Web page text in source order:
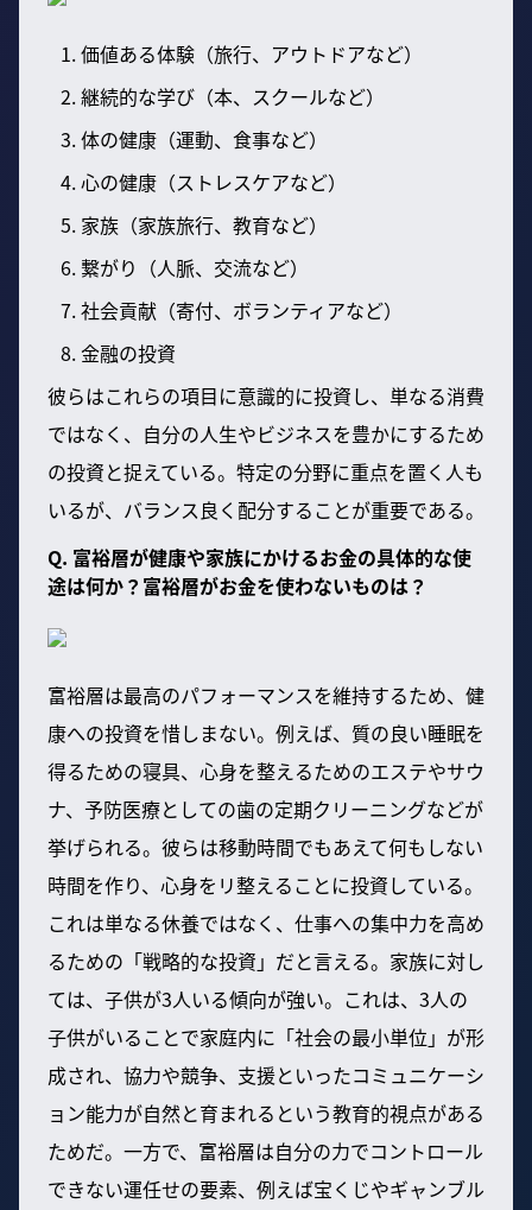
価値ある体験（旅行、アウトドアなど）
継続的な学び（本、スクールなど）
体の健康（運動、食事など）
心の健康（ストレスケアなど）
家族（家族旅行、教育など）
繋がり（人脈、交流など）
社会貢献（寄付、ボランティアなど）
金融の投資
彼らはこれらの項目に意識的に投資し、単なる消費
ではなく、自分の人生やビジネスを豊かにするため
の投資と捉えている。特定の分野に重点を置く人も
いるが、バランス良く配分することが重要である。
Q. 富裕層が健康や家族にかけるお金の具体的な使
途は何か？富裕層がお金を使わないものは？
富裕層は最高のパフォーマンスを維持するため、健
康への投資を惜しまない。例えば、質の良い睡眠を
得るための寝具、心身を整えるためのエステやサウ
ナ、予防医療としての歯の定期クリーニングなどが
挙げられる。彼らは移動時間でもあえて何もしない
時間を作り、心身をリ整えることに投資している。
これは単なる休養ではなく、仕事への集中力を高め
るための「戦略的な投資」だと言える。家族に対し
ては、子供が3人いる傾向が強い。これは、3人の
子供がいることで家庭内に「社会の最小単位」が形
成され、協力や競争、支援といったコミュニケーシ
ョン能力が自然と育まれるという教育的視点がある
ためだ。一方で、富裕層は自分の力でコントロール
できない運任せの要素、例えば宝くじやギャンブル